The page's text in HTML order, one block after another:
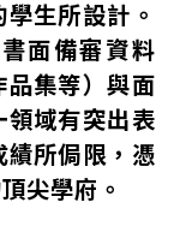
生所設計。
面備審資料
品集等）與面
領域有突出表
績所侷限，憑
尖學府。